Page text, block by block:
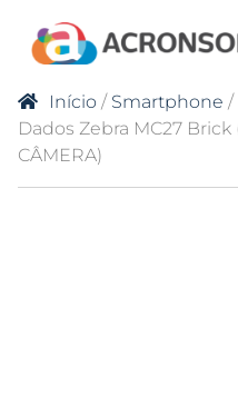
Início / Smartphone /
Dados Zebra MC27 Brick
CÂMERA)